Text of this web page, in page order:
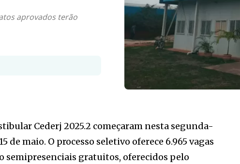
aprovados terão
Cederj 2025.2 começaram nesta segunda-
de maio. O processo seletivo oferece 6.965 vagas
semipresenciais gratuitos, oferecidos pelo